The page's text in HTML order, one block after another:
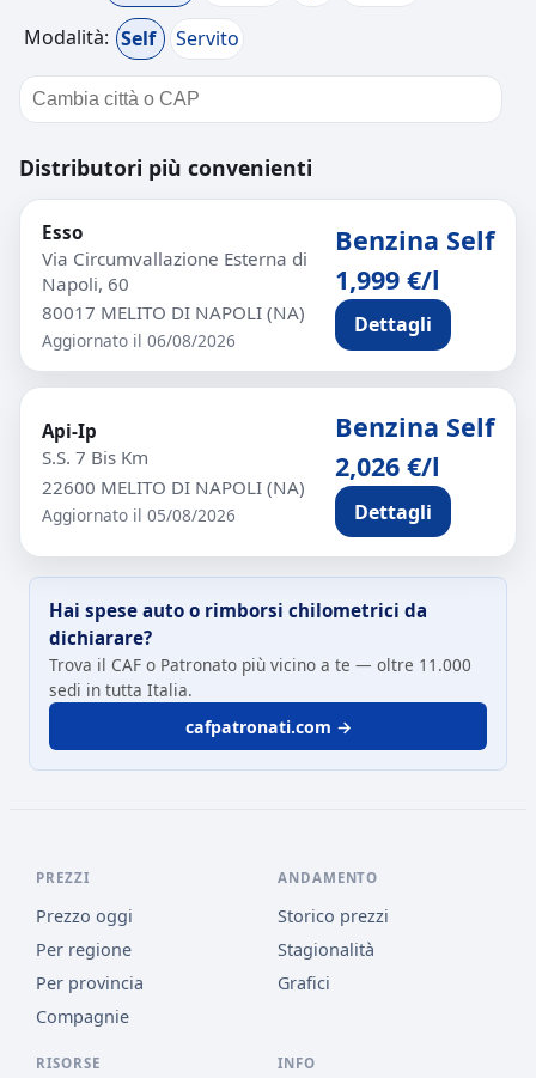
Modalità: Self Servito
Distributori più convenienti
Esso
Via Circumvallazione Esterna di
Napoli, 60
80017 MELITO DI NAPOLI (NA)
Aggiornato il 06/08/2026
Benzina Self
1,999 €/l
Dettagli
Api-Ip
S.S. 7 Bis Km
22600 MELITO DI NAPOLI (NA)
Aggiornato il 05/08/2026
Benzina Self
2,026 €/l
Dettagli
Hai spese auto o rimborsi chilometrici da
dichiarare?
Trova il CAF o Patronato più vicino a te — oltre 11.000
sedi in tutta Italia.
cafpatronati.com →
PREZZI
Prezzo oggi
Per regione
Per provincia
Compagnie
ANDAMENTO
Storico prezzi
Stagionalità
Grafici
RISORSE INFO